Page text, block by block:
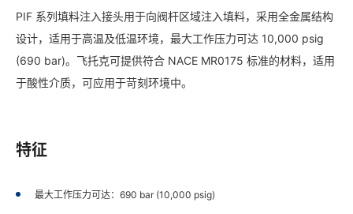
PIF 系列填料注入接头用于向阀杆区域注入填料，采用全金属结构
设计，适用于高温及低温环境，最大工作压力可达 10,000 psig
(690 bar)。飞托克可提供符合 NACE MR0175 标准的材料，适用
于酸性介质，可应用于苛刻环境中。
特征
最大工作压力可达：690 bar (10,000 psig)